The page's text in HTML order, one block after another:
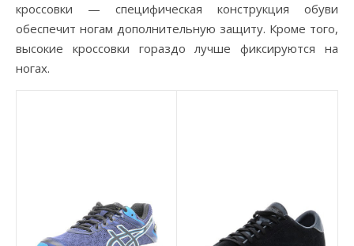
кроссовки — специфическая конструкция обуви
обеспечит ногам дополнительную защиту. Кроме того,
высокие кроссовки гораздо лучше фиксируются на
ногах.